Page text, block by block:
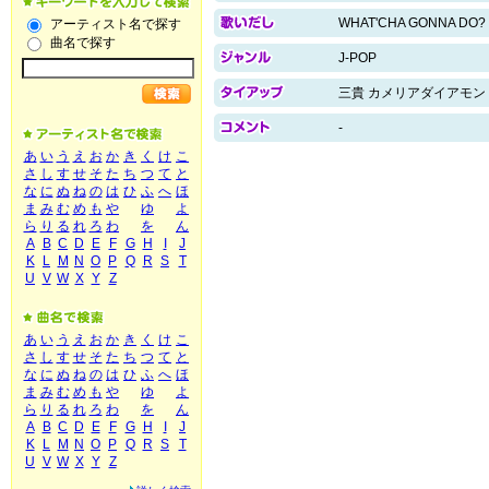
アーティスト名で探す
曲名で探す
あ い う え お か き く け こ
さ し す せ そ た ち つ て と
な に ぬ ね の は ひ ふ へ ほ
ま み む め も や ゆ
よ
ら り る れ ろ わ を
ん
A
B C D E F G H
J
K
L M N O P Q R S
T
U V W X Y Z
あ い う え お か き く け こ
さ し す せ そ た ち つ て と
な に ぬ ね の は ひ ふ へ ほ
ま み む め も や ゆ
よ
ら り る れ ろ わ を
ん
A
B C D E F G H
J
K
L M N O P Q R S
T
U V W X Y Z
WHAT'CHA GONNA DO?
J-POP
三貴 カメリアダイアモ
-